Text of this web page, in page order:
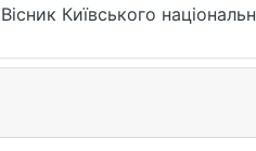
Київського
25.07.2026).